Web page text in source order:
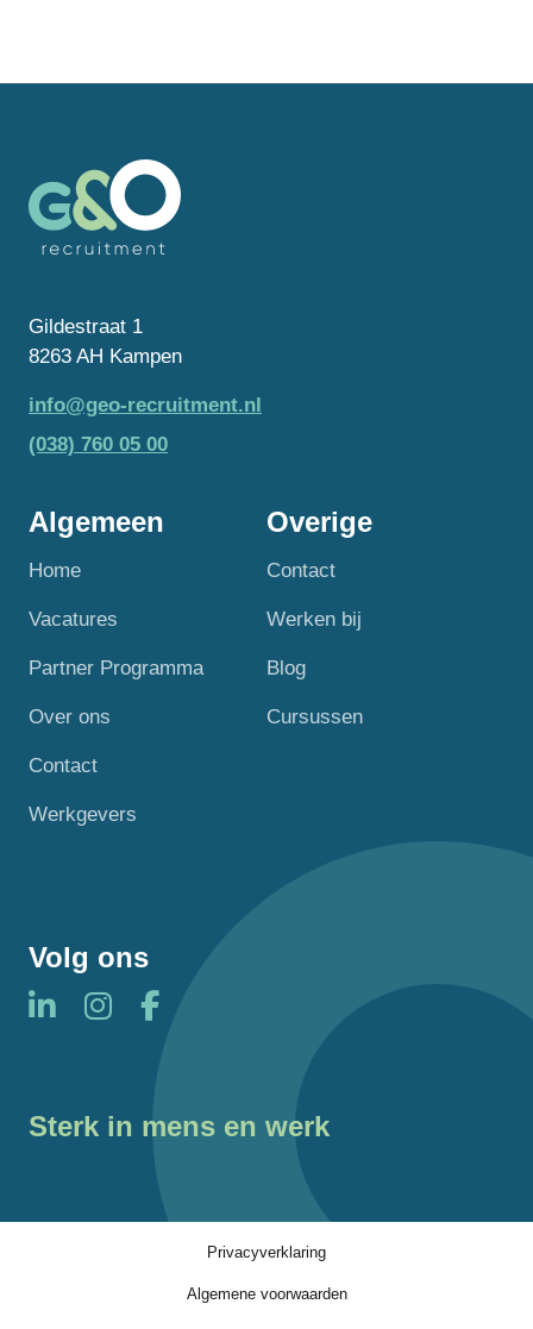
Gildestraat 1
8263 AH Kampen
info@geo-recruitment.nl
(038) 760 05 00
Algemeen
Home
Vacatures
Partner Programma
Over ons
Contact
Werkgevers
Overige
Contact
Werken bij
Blog
Cursussen
Volg ons
Sterk in mens en werk
Privacyverklaring
Algemene voorwaarden